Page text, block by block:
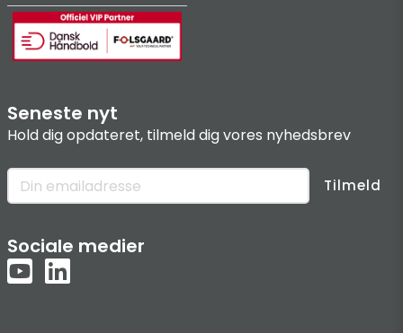
Seneste nyt
Hold dig opdateret, tilmeld dig vores nyhedsbrev
Tilmeld
Sociale medier